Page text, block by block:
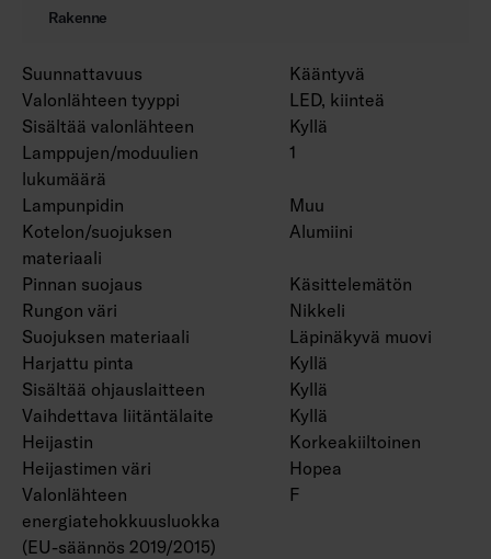
Rakenne
Suunnattavuus
Kääntyvä
Valonlähteen tyyppi
LED, kiinteä
Sisältää valonlähteen
Kyllä
Lamppujen/moduulien
lukumäärä
1
Lampunpidin
Muu
Kotelon/suojuksen
materiaali
Alumiini
Pinnan suojaus
Käsittelemätön
Rungon väri
Nikkeli
Suojuksen materiaali
Läpinäkyvä muovi
Harjattu pinta
Kyllä
Sisältää ohjauslaitteen
Kyllä
Vaihdettava liitäntälaite
Kyllä
Heijastin
Korkeakiiltoinen
Heijastimen väri
Hopea
Valonlähteen
energiatehokkuusluokka
(EU-säännös 2019/2015)
F